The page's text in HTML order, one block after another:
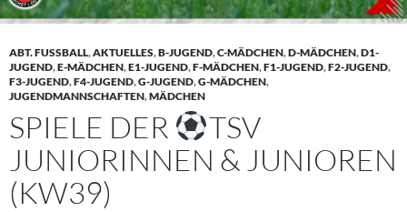
ABT. FUSSBALL ,AKTUELLES,B-JUGEND,C-MÄDCHEN,D-MÄDCHEN,D1-
JUGEND,E-MÄDCHEN,E1-JUGEND,F-MÄDCHEN,F1-JUGEND,F2-JUGEND,
F3-JUGEND,F4-JUGEND,G-JUGEND,G-MÄDCHEN,
JUGENDMANNSCHAFTEN,MÄDCHEN
SPIELE DER
TSV
JUNIORINNEN & JUNIOREN
(KW39)